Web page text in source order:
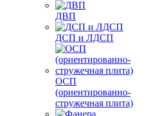
ДВП
ДСП и ЛДСП
ОСП
(ориентированно-
стружечная плита)